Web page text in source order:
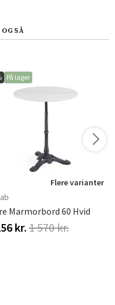
På lager
Flere varianter
Marmorbord 60 Hvid
kr.1 570 kr.